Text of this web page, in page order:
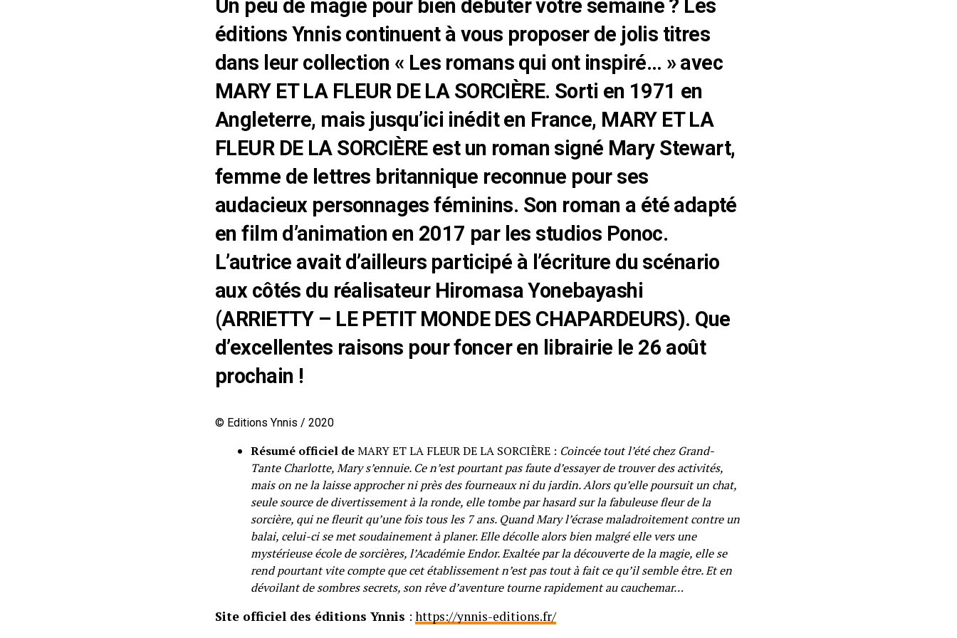
Un peu de magie pour bien débuter votre semaine ? Les
éditions Ynnis continuent à vous proposer de jolis titres
dans leur collection « Les romans qui ont inspiré… » avec
MARY ET LA FLEUR DE LA SORCIÈRE. Sorti en 1971 en
Angleterre, mais jusqu’ici inédit en France, MARY ET LA
FLEUR DE LA SORCIÈRE est un roman signé Mary Stewart,
femme de lettres britannique reconnue pour ses
audacieux personnages féminins. Son roman a été adapté
en film d’animation en 2017 par les studios Ponoc.
L’autrice avait d’ailleurs participé à l’écriture du scénario
aux côtés du réalisateur Hiromasa Yonebayashi
(ARRIETTY – LE PETIT MONDE DES CHAPARDEURS). Que
d’excellentes raisons pour foncer en librairie le 26 août
prochain !
© Editions Ynnis / 2020
Résumé officiel deMARY ET LA FLEUR DE LA SORCIÈRE : Coincée tout l’été chez Grand-
Tante Charlotte, Mary s’ennuie. Ce n’est pourtant pas faute d’essayer de trouver des activités,
mais on ne la laisse approcher ni près des fourneaux ni du jardin. Alors qu’elle poursuit un chat,
seule source de divertissement à la ronde, elle tombe par hasard sur la fabuleuse fleur de la
sorcière, qui ne fleurit qu’une fois tous les 7 ans. Quand Mary l’écrase maladroitement contre un
balai, celui-ci se met soudainement à planer. Elle décolle alors bien malgré elle vers une
mystérieuse école de sorcières, l’Académie Endor. Exaltée par la découverte de la magie, elle se
rend pourtant vite compte que cet établissement n’est pas tout à fait ce qu’il semble être. Et en
dévoilant de sombres secrets, son rêve d’aventure tourne rapidement au cauchemar…
Site officiel des éditions Ynnis : https://ynnis-editions.fr/